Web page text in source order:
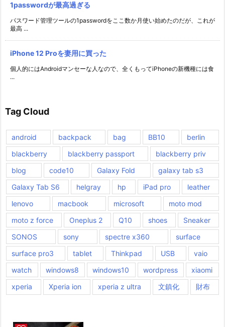
1passwordが最高過ぎる
パスワード管理ツールの1passwordをここ数か月使い始めたのだが、これが
最高 ...
iPhone 12 Proを妻用に買った
個人的にはAndroidマンセーな人なので、全くもってiPhoneの新機種には食
...
Tag Cloud
android backpack bag BB10
berlin
blackberry
blackberry passport
blackberry priv
blog
code10 Galaxy Fold
galaxy tab s3
Galaxy Tab S6
helgray hp iPad pro
leather
lenovo
macbook microsoft
moto mod
moto z force
Oneplus 2 Q10 shoes
Sneaker
SONOS
sony spectre x360
surface
surface pro3
tablet Thinkpad USB
vaio
watch
windows8 windows10 wordpress
xiaomi
xperia
Xperia ion xperia z ultra 文鎮化 財布